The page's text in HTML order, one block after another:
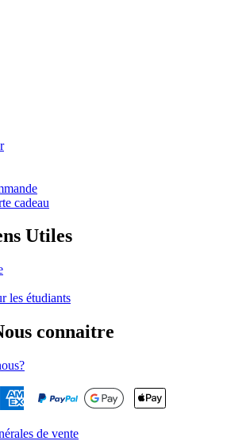
cadeau
Utiles
les étudiants
connaitre
de vente